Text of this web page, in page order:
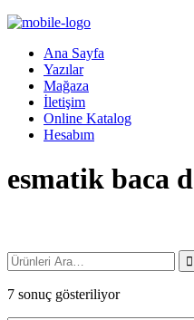
Ana Sayfa
Yazılar
Mağaza
İletişim
Online Katalog
Hesabım
esmatik baca
7 sonuç gösteriliyor